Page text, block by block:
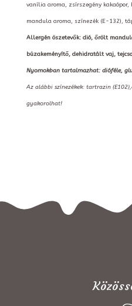
vanília aroma, zsírszegény
mandula aroma, színezék (E-132),
Allergén öszetevők: dió, őrölt
búzakeményítő, dehidratált vaj,
Nyomokban tartalmazhat: dióféle,
Az alábbi színezékek: tartrazin
gyakorolhat!